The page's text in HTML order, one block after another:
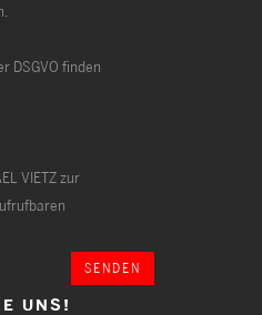
DSGVO finden
VIETZ zur
SENDEN
UNS!